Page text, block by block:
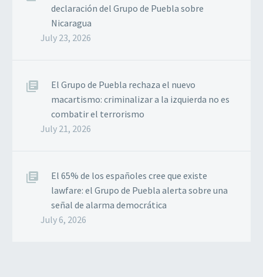
declaración del Grupo de Puebla sobre
Nicaragua
July 23, 2026
El Grupo de Puebla rechaza el nuevo
macartismo: criminalizar a la izquierda no es
combatir el terrorismo
July 21, 2026
El 65% de los españoles cree que existe
lawfare: el Grupo de Puebla alerta sobre una
señal de alarma democrática
July 6, 2026